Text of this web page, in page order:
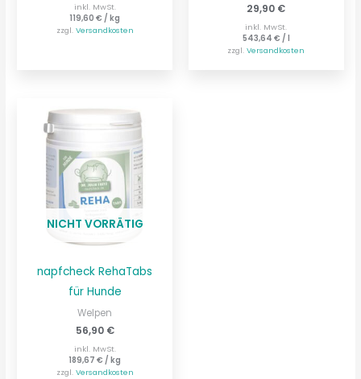
inkl. MwSt.
119,60€ /kg
zzgl. Versandkosten
29,90 €
inkl. MwSt.
543,64 € / l
zzgl.Versandkosten
NICHT VORRÄTIG
napfcheck RehaTabs
für Hunde
Welpen
56,90 €
inkl. MwSt.
189,67€ / kg
zzgl. Versandkosten